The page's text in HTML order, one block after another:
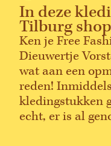
In deze
Tilburg
Ken je Free
Dieuwertje
wat aan een
reden!
kledingstukken
echt, er is al